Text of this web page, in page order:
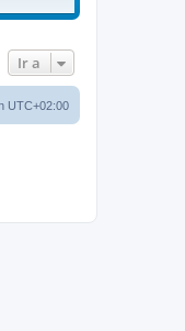
Ir a
UTC+02:00